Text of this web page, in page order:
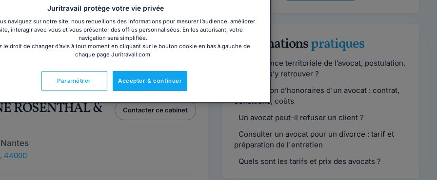
à Tours au sein du cabinet Arcole Avcoats.
principalement le droit de la...Lire la suite
ROSENTHAL &
44000
Contacter ce cabinet
Informationspratiques
Compétence territoriale de l’avocat, postulation,
comment s’y retrouver ?
Convention d’honoraires d'un avocat : contrat,
conditions, coûts
Un avocat peut-il refuser un client ?
Consulter un avocat pour un divorce : tarif et
préparation de l'entretien
Quels sont les tarifs et prix des avocats ?
Juritravail protège votre vie privée
naviguez sur notre site, nous recueillons des informations pour mesurer l’audience, améliorer
interagir avec vous et vous présenter des offres personnalisées. En les autorisant, votre
navigation sera simplifiée.
le droit de changer d’avis à tout moment en cliquant sur le bouton cookie en bas à gauche de
chaque page Juritravail.com
Accepter & continuer
Paramétrer